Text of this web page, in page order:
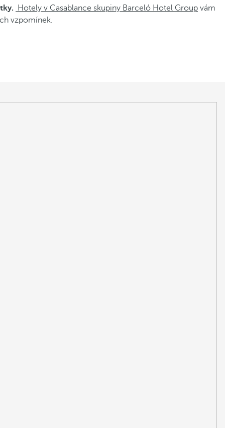
Hotely v Casablance skupiny Barceló Hotel Group vám
vzpomínek.